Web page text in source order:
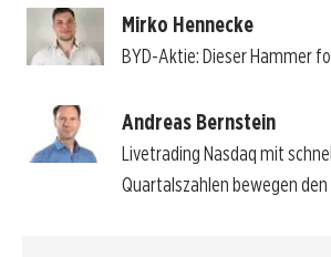
Mirko Hennecke
BYD-Aktie: Dieser Hammer
Andreas Bernstein
Livetrading Nasdaq mit
Quartalszahlen bewegen den